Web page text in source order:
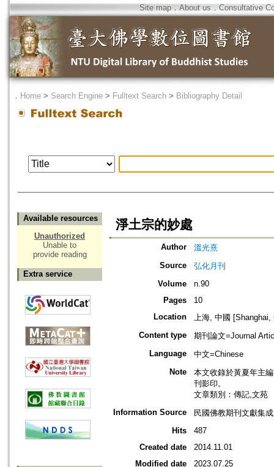
Site map．About us ． Consultative
． Home > Search Engine > Fulltext Search > Bibliography Detail
Available resources
Unauthorized
Unable to
provide reading
Extra service
淨土宗的妙處
Author
溫光熹
Source
弘化月刊
Volume
n.90
Pages
10
Location
上海, 中國 [Shanghai,
Content type
期刊論文=Journal
Language
中文=Chinese
Note
本文收錄於黃夏年主
刊影印。
文章類別：傳記,文苑
Information Source
民國佛教期刊文獻集
Hits
487
Created date
2014.11.01
Modified date
2023.07.25